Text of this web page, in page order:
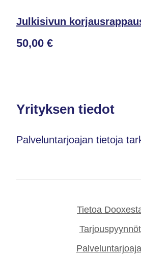
Julkisivun
50,00 €
Yrityksen tiedot
Palveluntarjoajan tietoja
Tietoa
Tarjouspyynnöt